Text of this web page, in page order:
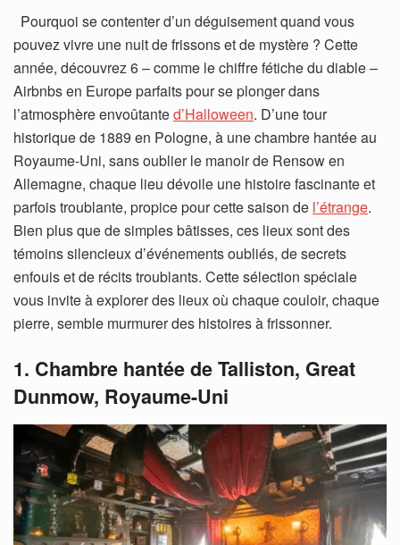
Pourquoi se contenter d’un déguisement quand vous
pouvez vivre une nuit de frissons et de mystère ? Cette
année, découvrez 6 – comme le chiffre fétiche du diable –
Airbnbs en Europe parfaits pour se plonger dans
l’atmosphère envoûtanted’Halloween. D’une tour
historique de 1889 en Pologne, à une chambre hantée au
Royaume-Uni, sans oublier le manoir de Rensow en
Allemagne, chaque lieu dévoile une histoire fascinante et
parfois troublante, propice pour cette saison de l’étrange.
Bien plus que de simples bâtisses, ces lieux sont des
témoins silencieux d’événements oubliés, de secrets
enfouis et de récits troublants. Cette sélection spéciale
vous invite à explorer des lieux où chaque couloir, chaque
pierre, semble murmurer des histoires à frissonner.
1. Chambre hantée de Talliston, Great
Dunmow, Royaume-Uni